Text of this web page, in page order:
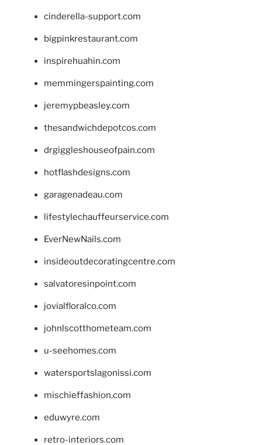
cinderella-support.com
bigpinkrestaurant.com
inspirehuahin.com
memmingerspainting.com
jeremypbeasley.com
thesandwichdepotcos.com
drgiggleshouseofpain.com
hotflashdesigns.com
garagenadeau.com
lifestylechauffeurservice.com
EverNewNails.com
insideoutdecoratingcentre.com
salvatoresinpoint.com
jovialfloralco.com
johnlscotthometeam.com
u-seehomes.com
watersportslagonissi.com
mischieffashion.com
eduwyre.com
retro-interiors.com